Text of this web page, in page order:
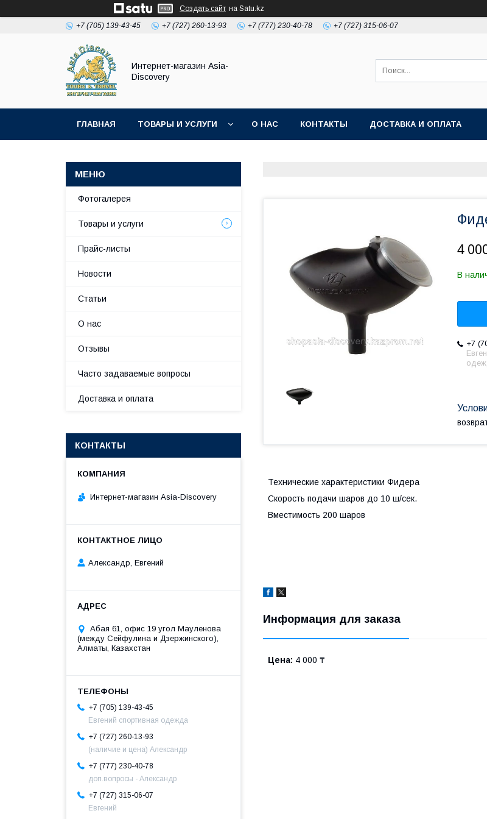
Создать сайт на Satu.kz
+7 (705) 139-43-45 +7 (727) 260-13-93 +7 (777) 230-40-78 +7 (727) 315-06-07
Интернет-магазин Asia-
Discovery
ГЛАВНАЯ ТОВАРЫ И УСЛУГИ О НАС КОНТАКТЫ ДОСТАВКА И ОПЛАТА
4
В
+7
Технические характеристики Фидера
Скорость подачи шаров до 10 ш/сек.
Вместимость 200 шаров
Информация для заказа
Цена: 4 000 ₸
Фотогалерея
Товары и услуги
Прайс-листы
Новости
Статьи
О нас
Отзывы
Часто задаваемые вопросы
Доставка и оплата
КОНТАКТЫ
Интернет-магазин Asia-Discovery
Александр, Евгений
Абая 61, офис 19 угол Мауленова
(между Сейфулина и Дзержинского),
Алматы, Казахстан
+7 (705) 139-43-45
Евгений спортивная одежда
+7 (727) 260-13-93
(наличие и цена) Александр
+7 (777) 230-40-78
доп.вопросы - Александр
+7 (727) 315-06-07
Евгений